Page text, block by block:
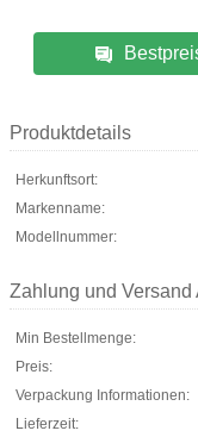
Produktdetails
Herkunftsort:
Markenname:
Modellnummer:
Zahlung und Versand
Min Bestellmenge:
Preis:
Verpackung Informationen:
Lieferzeit: